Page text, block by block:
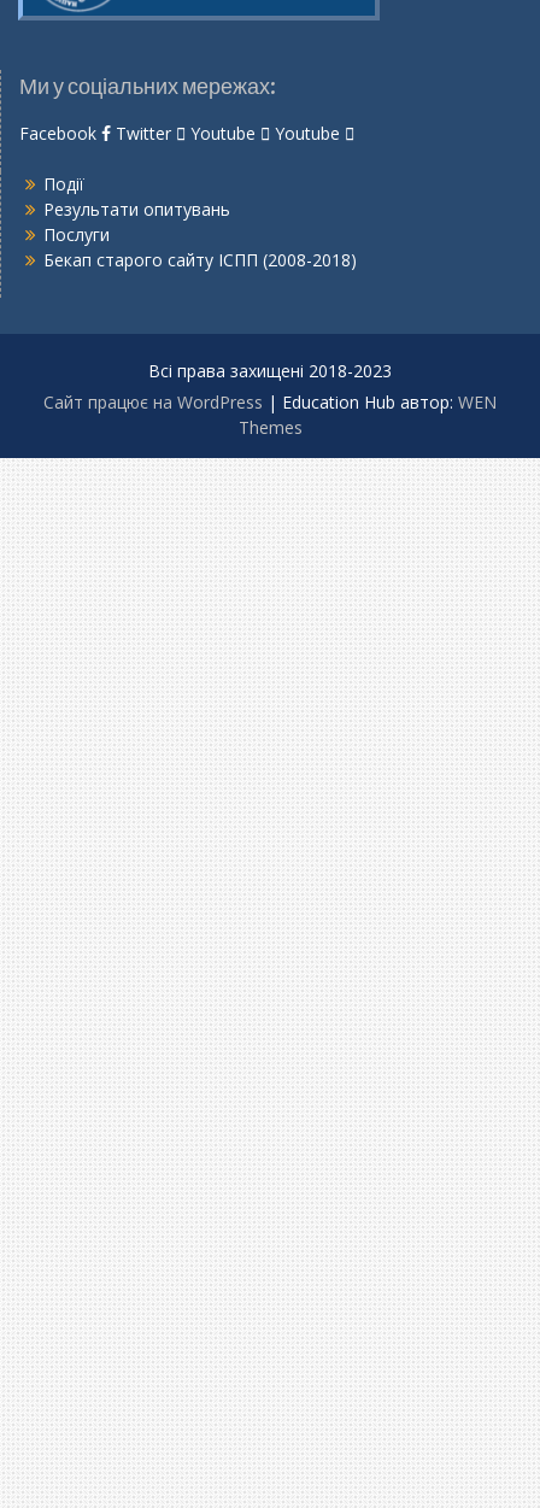
Ми у соціальних мережах:
Facebook Twitter Youtube Youtube
Події
Результати опитувань
Послуги
Бекап старого сайту ІСПП (2008-2018)
Всі права захищені 2018-2023
Сайт працює на WordPress | Education Hub автор: WEN
Themes